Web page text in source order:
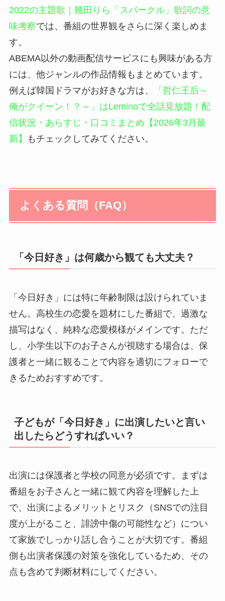
2022の主題歌｜幾田りら「スパークル」歌詞の意
味考察では、番組の世界観をさらに深く楽しめま
す。
ABEMA以外の動画配信サービスにも興味がある方
には、他ジャンルの作品情報もまとめています。
例えば韓国ドラマがお好きな方は、
「哲仁王后～
俺がクイーン！？～」はLeminoで全話見放題！配
信状況・あらすじ・口コミまとめ【2026年3月最
新】
もチェックしてみてください。
よくある質問（FAQ）
「今日好き」は何歳から観ても大丈夫？
「今日好き」には特に年齢制限は設けられていま
せん。高校生の恋愛を題材にした番組で、過激な
描写はなく、純粋な恋愛模様がメインです。ただ
し、小学生以下のお子さんが視聴する場合は、保
護者と一緒に観ることで内容を適切にフォローで
きるためおすすめです。
子どもが「今日好き」に出演したいと言い
出したらどうすればいい？
出演には保護者と学校の同意が必須です。まずは
番組をお子さんと一緒に観て内容を理解した上
で、出演によるメリットとリスク（SNSでの注目
度が上がること、誹謗中傷の可能性など）につい
て家族でしっかり話し合うことが大切です。番組
側も出演者保護の対策を強化しているため、その
点も含めて判断材料にしてください。